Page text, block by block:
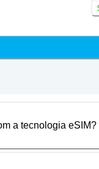
a tecnologia eSIM?